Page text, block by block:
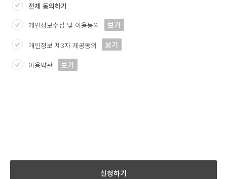
전체 동의하기
개인정보수집 및 이용동의 보기
개인정보 제3자 제공동의 보기
이용약관 보기
신청하기